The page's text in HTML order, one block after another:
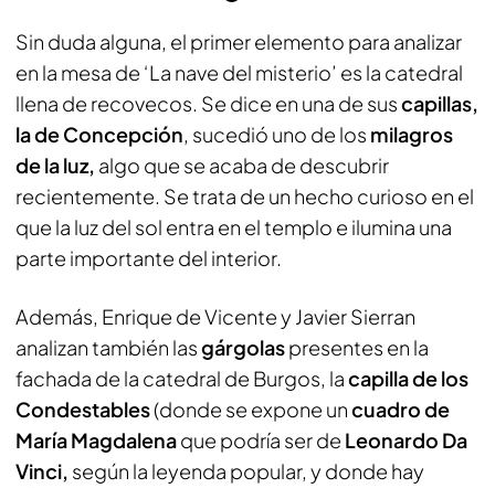
Sin duda alguna, el primer elemento para analizar
en la mesa de ‘La nave del misterio’ es la catedral
llena de recovecos. Se dice en una de suscapillas,
la de Concepción, sucedió uno de los milagros
de la luz, algo que se acaba de descubrir
recientemente. Se trata de un hecho curioso en el
que la luz del sol entra en el templo e ilumina una
parte importante del interior.
Además, Enrique de Vicente y Javier Sierran
analizan también lasgárgolaspresentes en la
fachada de la catedral de Burgos, lacapilla de los
Condestables(donde se expone uncuadro de
María Magdalenaque podría ser de Leonardo Da
Vinci, según la leyenda popular, y donde hay